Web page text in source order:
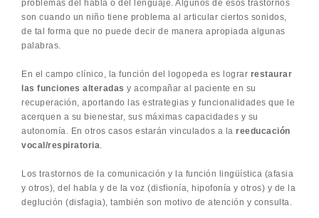
problemas del habla o del lenguaje. Algunos de esos trastornos
son cuando un niño tiene problema al articular ciertos sonidos,
de tal forma que no puede decir de manera apropiada algunas
palabras.
En el campo clínico, la función del logopeda es lograr restaurar
las funciones alteradas y acompañar al paciente en su
recuperación, aportando las estrategias y funcionalidades que le
acerquen a su bienestar, sus máximas capacidades y su
autonomía. En otros casos estarán vinculados a la reeducación
vocal/respiratoria.
Los trastornos de la comunicación y la función lingüística (afasia
y otros), del habla y de la voz (disfionía, hipofonía y otros) y de la
deglución (disfagia), también son motivo de atención y consulta.